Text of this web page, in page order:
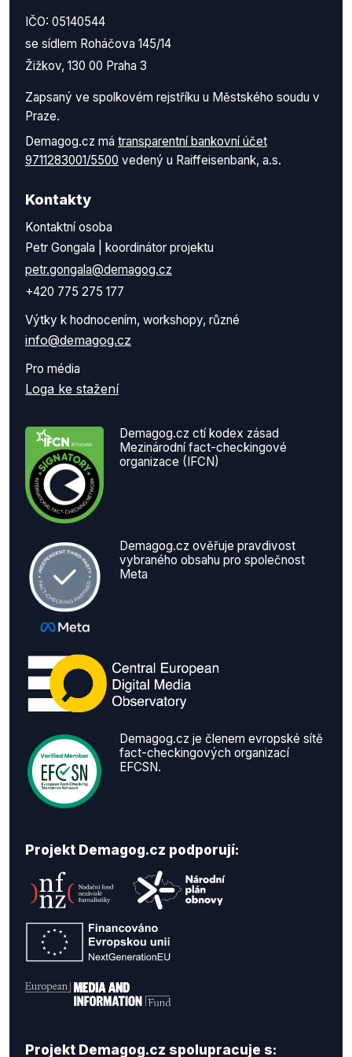
IČO: 05140544
se sídlem Roháčova 145/14
Žižkov, 130 00 Praha 3
Zapsaný ve spolkovém rejstříku u Městského soudu v
Praze.
Demagog.cz má transparentní bankovní účet
9711283001/5500 vedený u Raiffeisenbank, a.s.
Kontakty
Kontaktní osoba
Petr Gongala | koordinátor projektu
petr.gongala@demagog.cz
+420 775 275 177
Výtky k hodnocením, workshopy, různé
info@demagog.cz
Pro média
Loga ke stažení
Demagog.cz ctí kodex zásad
Mezinárodní fact-checkingové
organizace (IFCN)
Demagog.cz ověřuje pravdivost
vybraného obsahu pro společnost
Meta
Demagog.cz je členem evropské sítě
fact-checkingových organizací
EFCSN.
Projekt Demagog.cz podporují:
Projekt Demagog.cz spolupracuje s: